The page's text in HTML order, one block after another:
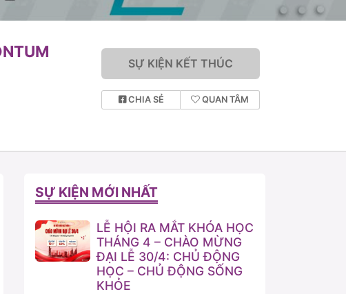
SỰ KIỆN KẾT THÚC
CHIA SẺ QUAN TÂM
SỰ KIỆN MỚI NHẤT
LỄ HỘI RA MẮT KHÓA HỌC
THÁNG 4 – CHÀO MỪNG
ĐẠI LỄ 30/4: CHỦ ĐỘNG
HỌC – CHỦ ĐỘNG SỐNG
KHỎE